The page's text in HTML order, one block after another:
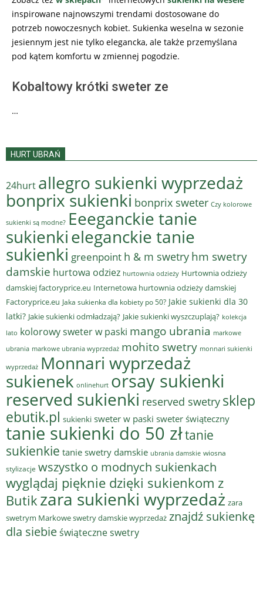
inspirowane najnowszymi trendami dostosowane do
potrzeb nowoczesnych kobiet. Sukienka weselna w sezonie
jesiennym jest nie tylko elegancka, ale także przemyślana
pod kątem komfortu w zmiennej pogodzie.
Kobaltowy krótki sweter ze
…
HURT UBRAŃ
24hurt allegro sukienki wyprzedaż
bonprix sukienki bonprix sweter Czy kolorowe
sukienki są modne? Eeeganckie tanie
sukienkieleganckie tanie
sukienki greenpoint h & m swetry hm swetry
damskie hurtowa odziez hurtownia odzieży Hurtownia odzieży
damskiej factoryprice.eu Internetowa hurtownia odzieży damskiej
Factoryprice.eu Jaka sukienka dla kobiety po 50? Jakie sukienki dla 30
latki? Jakie sukienki odmładzają? Jakie sukienki wyszczuplają? kolekcja
lato kolorowy sweter w paski mango ubrania markowe
ubrania markowe ubrania wyprzedaż mohito swetry monnari sukienki
wyprzedaż Monnari wyprzedaż
sukienek onlinehurt orsay sukienki
reserved sukienki reserved swetry sklep
ebutik.pl sukienki sweter w paski sweter świąteczny
tanie sukienki do 50 złtanie
sukienkie tanie swetry damskie ubrania damskie wiosna
stylizacje wszystko o modnych sukienkach
wyglądaj pięknie dzięki sukienkom z
Butik zara sukienki wyprzedaż zara
swetrym Markowe swetry damskie wyprzedaż znajdź sukienkę
dla siebieświąteczne swetry